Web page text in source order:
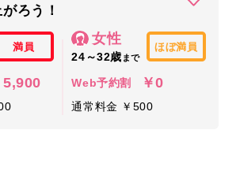
ろう！
満員
5,900
女性
24～32歳 まで
ほぼ満員
Web予約割 ￥0
通常料金 ￥500